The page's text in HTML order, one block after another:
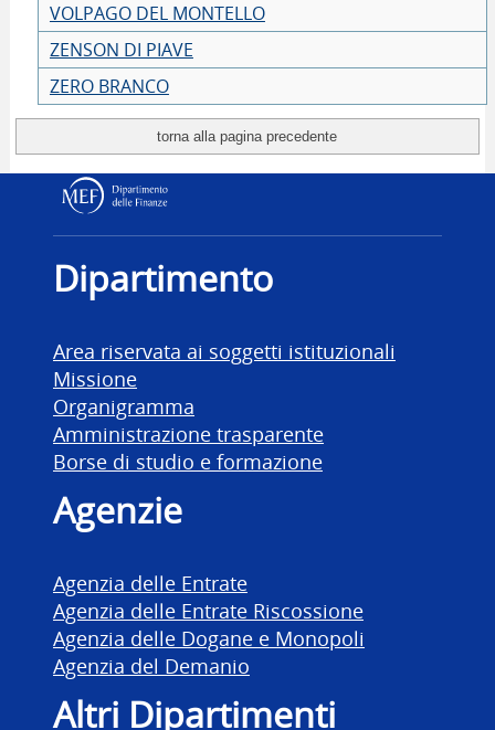
VOLPAGO DEL MONTELLO
ZENSON DI PIAVE
ZERO BRANCO
Dipartimento delle
Dipartimento
Area riservata ai soggetti istituzionali
Missione
Organigramma
Amministrazione trasparente
Borse di studio e formazione
Agenzie
Agenzia delle Entrate
Agenzia delle Entrate Riscossione
Agenzia delle Dogane e Monopoli
Agenzia del Demanio
Altri Dipartimenti